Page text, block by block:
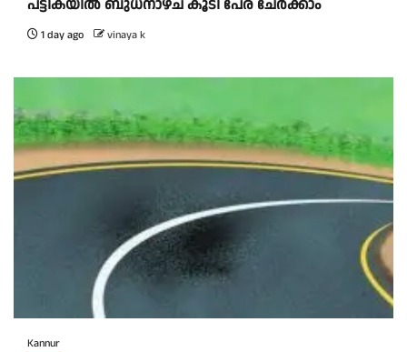
പട്ടികയിൽ ബുധനാഴ്ച കൂടി പേര് ചേർക്കാം
1 day ago vinaya k
Kannur